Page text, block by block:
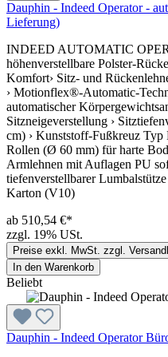
Dauphin - Indeed Operator -
Lieferung)
INDEED AUTOMATIC
höhenverstellbare Polster-
Komfort› Sitz- und
› Motionflex®-Automatic-
automatischer
Sitzneigeverstellung ›
cm) › Kunststoff-Fußkreuz
Rollen (Ø 60 mm) für harte
Armlehnen mit Auflagen PU
tiefenverstellbarer
Karton (V10)
ab 510,54 €*
zzgl. 19% USt.
Preise exkl. MwSt. zzgl.
In den Warenkorb
Beliebt
Dauphin - Indeed Operator